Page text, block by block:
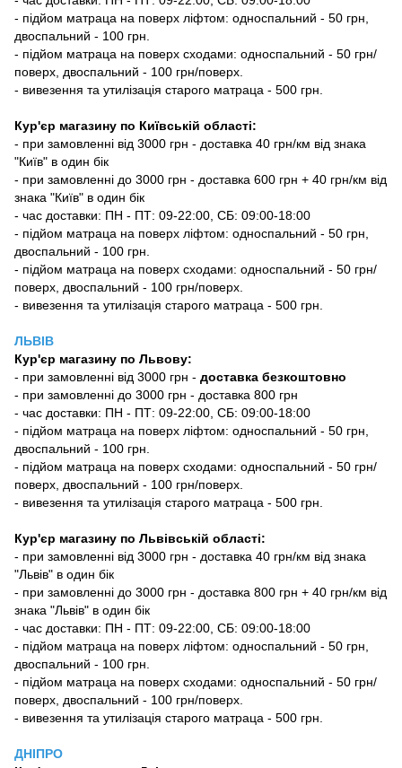
- підйом матраца на поверх ліфтом: односпальний - 50 грн,
двоспальний - 100 грн.
- підйом матраца на поверх сходами: односпальний - 50 грн/
поверх, двоспальний - 100 грн/поверх.
- вивезення та утилізація старого матраца - 500 грн.
Кур'єр магазину по Київській області:
- при замовленні від 3000 грн - доставка 40 грн/км від знака
"Київ" в один бік
- при замовленні до 3000 грн - доставка 600 грн + 40 грн/км від
знака "Київ" в один бік
- час доставки: ПН - ПТ: 09-22:00, СБ: 09:00-18:00
- підйом матраца на поверх ліфтом: односпальний - 50 грн,
двоспальний - 100 грн.
- підйом матраца на поверх сходами: односпальний - 50 грн/
поверх, двоспальний - 100 грн/поверх.
- вивезення та утилізація старого матраца - 500 грн.
ЛЬВІВ
Кур'єр магазину по Львову:
- при замовленні від 3000 грн - доставка безкоштовно
- при замовленні до 3000 грн - доставка 800 грн
- час доставки: ПН - ПТ: 09-22:00, СБ: 09:00-18:00
- підйом матраца на поверх ліфтом: односпальний - 50 грн,
двоспальний - 100 грн.
- підйом матраца на поверх сходами: односпальний - 50 грн/
поверх, двоспальний - 100 грн/поверх.
- вивезення та утилізація старого матраца - 500 грн.
Кур'єр магазину по Львівській області:
- при замовленні від 3000 грн - доставка 40 грн/км від знака
"Львів" в один бік
- при замовленні до 3000 грн - доставка 800 грн + 40 грн/км від
знака "Львів" в один бік
- час доставки: ПН - ПТ: 09-22:00, СБ: 09:00-18:00
- підйом матраца на поверх ліфтом: односпальний - 50 грн,
двоспальний - 100 грн.
- підйом матраца на поверх сходами: односпальний - 50 грн/
поверх, двоспальний - 100 грн/поверх.
- вивезення та утилізація старого матраца - 500 грн.
ДНІПРО